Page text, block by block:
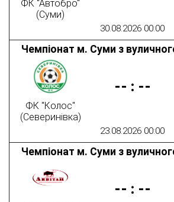
30.08.2026 00:00
ФК "Автобро"
(Суми)
23.08.2026 00:00
Чемпіонат м. Суми з
ФК "Колос"
(Северинівка)
-- : --
Чемпіонат м. Суми з
-- : --